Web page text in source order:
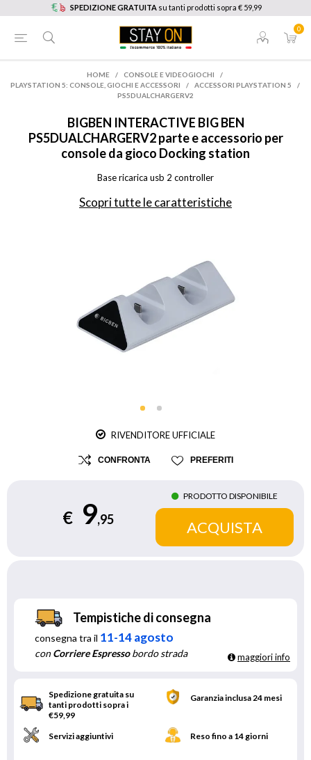
SPEDIZIONE GRATUITA su tanti prodotti sopra € 59,99
0
HOME / CONSOLE E VIDEOGIOCHI
/
PLAYSTATION 5: CONSOLE, GIOCHI E ACCESSORI
/ ACCESSORI PLAYSTATION 5
/
PS5DUALCHARGERV2
BIGBEN INTERACTIVE BIG BEN
PS5DUALCHARGERV2 parte e accessorio per
console da gioco Docking station
Base ricarica usb 2 controller
Scopri tutte le caratteristiche
RIVENDITORE UFFICIALE
CONFRONTA PREFERITI
€ 9,95
PRODOTTO DISPONIBILE
Tempistiche di consegna
consegna tra il 11-14 agosto
conCorriere Espressobordo strada maggiori info
Spedizione gratuita su
tanti prodotti sopra i
€59,99
Garanzia inclusa 24 mesi
Servizi aggiuntivi Reso fino a 14 giorni